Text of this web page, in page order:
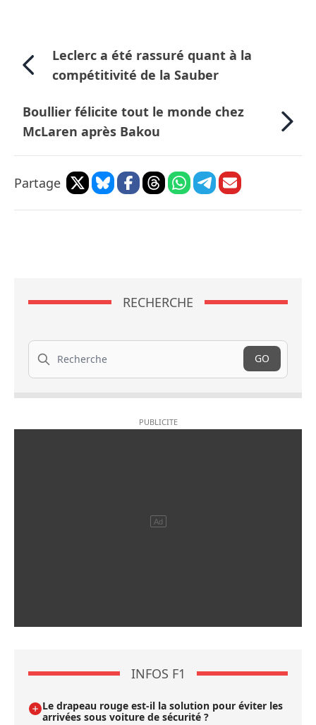
Leclerc a été rassuré quant à la
compétitivité de la Sauber
Boullier félicite tout le monde chez
McLaren après Bakou
Partage
RECHERCHE
Recherche
GO
INFOS F1
Le drapeau rouge est-il la solution pour éviter les
arrivées sous voiture de sécurité ?